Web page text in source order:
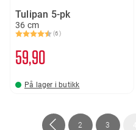
Tulipan 5-pk
36 cm
Karakter:
(6)
4.2 av 5 mulige
59 90
På lager i butikk
SideSide
ForrigeSide
2 Side
3